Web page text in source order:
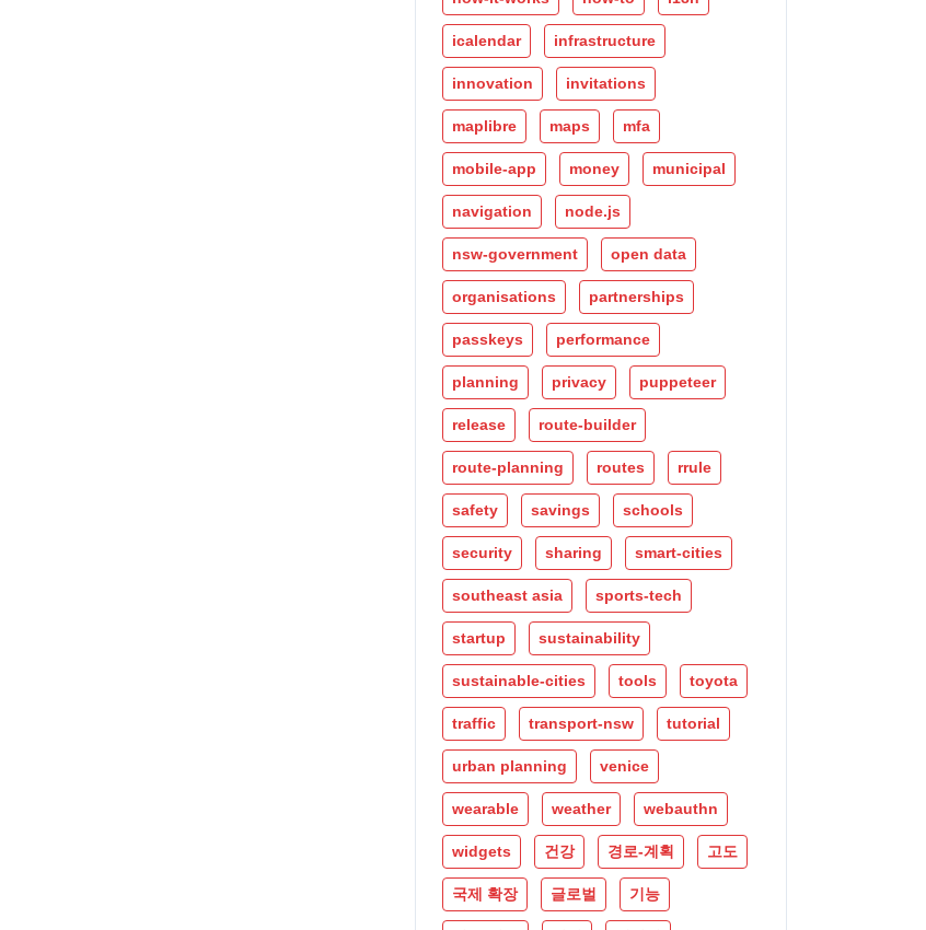
icalendar infrastructure
innovation invitations
maplibre maps mfa
mobile-app money municipal
navigation node.js
nsw-government open data
organisations partnerships
passkeys performance
planning privacy puppeteer
release route-builder
route-planning routes rrule
safety savings schools
security sharing smart-cities
southeast asia sports-tech
startup sustainability
sustainable-cities tools toyota
traffic transport-nsw tutorial
urban planning venice
wearable weather webauthn
widgets 건강 경로-계획 고도
국제 확장 글로벌 기능